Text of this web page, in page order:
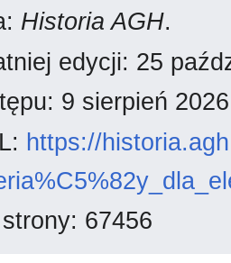
Historia AGH.
edycji: 25
9 sierpień
https://
67456